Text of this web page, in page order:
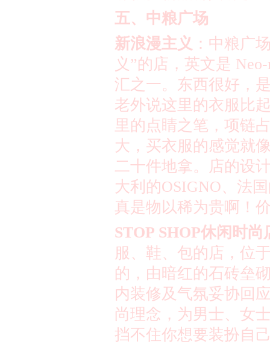
五、中粮广场
新浪漫主义 ：中粮广
义 ”的店，英文是
汇之一。东西很好，
老外说这里的衣服比
里的点睛之笔，项链
大，买衣服的感觉就
二十件地拿。店的设
大利的OSIGNO、法
真是物以稀为贵啊！
STOP SHOP休闲时尚
服、鞋、包的店，位
的，由暗红的石砖垒
内装修及气氛妥协回
尚理念，为男士、女
挡不住你想要装扮自